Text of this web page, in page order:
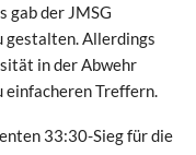
gab der JMSG
gestalten. Allerdings
in der Abwehr
einfacheren Treffern.
33:30-Sieg für die